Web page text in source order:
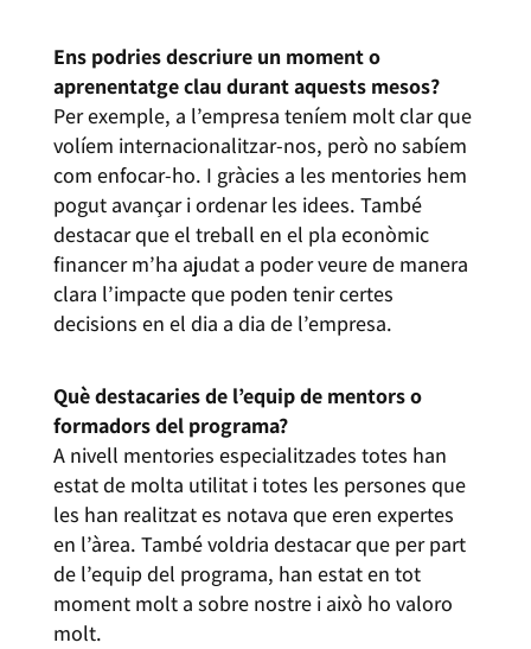
Ens podries descriure un moment o
aprenentatge clau durant aquests mesos?
Per exemple, a l’empresa teníem molt clar que
volíem internacionalitzar-nos, però no sabíem
com enfocar-ho. I gràcies a les mentories hem
pogut avançar i ordenar les idees. També
destacar que el treball en el pla econòmic
financer m’ha ajudat a poder veure de manera
clara l’impacte que poden tenir certes
decisions en el dia a dia de l’empresa.
Què destacaries de l’equip de mentors o
formadors del programa?
A nivell mentories especialitzades totes han
estat de molta utilitat i totes les persones que
les han realitzat es notava que eren expertes
en l’àrea. També voldria destacar que per part
de l’equip del programa, han estat en tot
moment molt a sobre nostre i això ho valoro
molt.